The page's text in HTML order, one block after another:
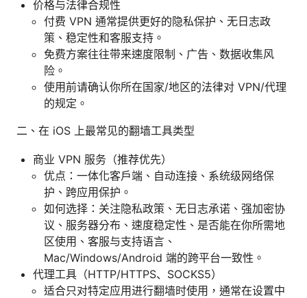
价格与法律合规性
付费 VPN 通常提供更好的隐私保护、无日志政
策、稳定性和客服支持。
免费方案往往带来速度限制、广告、数据收集风
险。
使用前请确认你所在国家/地区的法律对 VPN/代理
的规定。
二、在 iOS 上最常见的翻墙工具类型
商业 VPN 服务（推荐优先）
优点：一体化客户端、自动连接、系统级网络保
护、跨应用保护。
如何选择：关注隐私政策、无日志承诺、强加密协
议、服务器分布、速度稳定性、是否能在你所需地
区使用、客服与支持语言、
Mac/Windows/Android 端的跨平台一致性。
代理工具（HTTP/HTTPS、SOCKS5）
适合只对特定应用进行翻墙时使用，通常在设置中